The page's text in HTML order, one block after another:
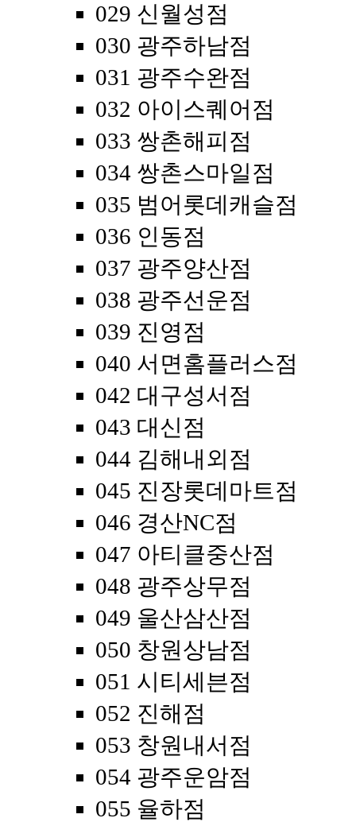
029 신월성점
030 광주하남점
031 광주수완점
032 아이스퀘어점
033 쌍촌해피점
034 쌍촌스마일점
035 범어롯데캐슬점
036 인동점
037 광주양산점
038 광주선운점
039 진영점
040 서면홈플러스점
042 대구성서점
043 대신점
044 김해내외점
045 진장롯데마트점
046 경산NC점
047 아티클중산점
048 광주상무점
049 울산삼산점
050 창원상남점
051 시티세븐점
052 진해점
053 창원내서점
054 광주운암점
055 율하점